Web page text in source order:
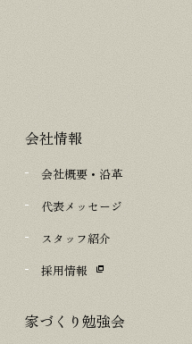
会社情報
会社概要・沿革
代表メッセージ
スタッフ紹介
採用情報
家づくり勉強会